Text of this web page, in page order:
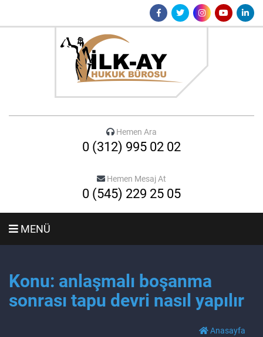
Hemen Ara
0 (312) 995 02 02
Hemen Mesaj At
0 (545) 229 25 05
MENÜ
Konu: anlaşmalı boşanma
sonrası tapu devri nasıl yapılır
Anasayfa